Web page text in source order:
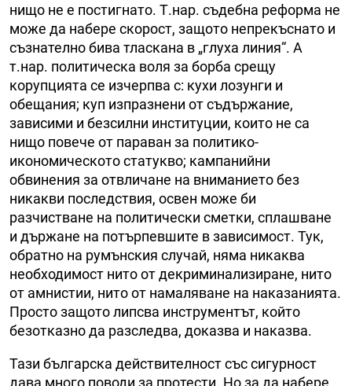
нищо не е постигнато. Т.нар. съдебна реформа не
може да набере скорост, защото непрекъснато и
съзнателно бива тласкана в „глуха линия“. А
т.нар. политическа воля за борба срещу
корупцията се изчерпва с: кухи лозунги и
обещания; куп изпразнени от съдържание,
зависими и безсилни институции, които не са
нищо повече от параван за политико-
икономическото статукво; кампанийни
обвинения за отвличане на вниманието без
никакви последствия, освен може би
разчистване на политически сметки, сплашване
и държане на потърпевшите в зависимост. Тук,
обратно на румънския случай, няма никаква
необходимост нито от декриминализиране, нито
от амнистии, нито от намаляване на наказанията.
Просто защото липсва инструментът, който
безотказно да разследва, доказва и наказва.
Тази българска действителност със сигурност
дава много поводи за протести. Но за да набере